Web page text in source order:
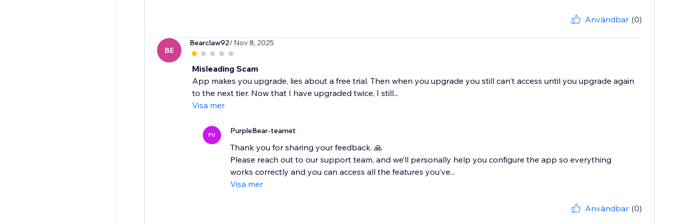
Användbar (0)
BE
Bearclaw92/ Nov 8, 2025
Misleading Scam
App makes you upgrade, lies about a free trial. Then when you upgrade you still can't access until you upgrade again
to the next tier. Now that I have upgraded twice, I still...
Visa mer
PU PurpleBear-teamet
Thank you for sharing your feedback. 🙏
Please reach out to our support team, and we’ll personally help you configure the app so everything
works correctly and you can access all the features you’ve...
Visa mer
Användbar (0)